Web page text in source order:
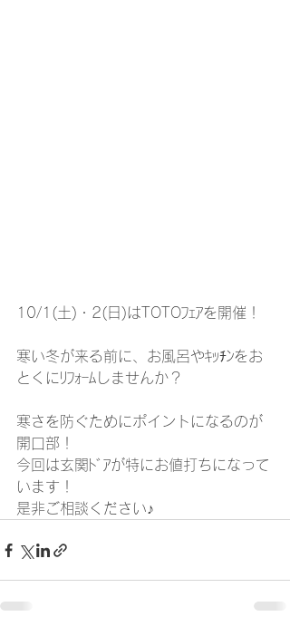
10/1(土)・2(日)はTOTOﾌｪｱを開催！
寒い冬が来る前に、お風呂やｷｯﾁﾝをお
とくにﾘﾌｫｰﾑしませんか？
寒さを防ぐためにポイントになるのが
開口部！
今回は玄関ﾄﾞｱが特にお値打ちになって
います！
是非ご相談ください♪